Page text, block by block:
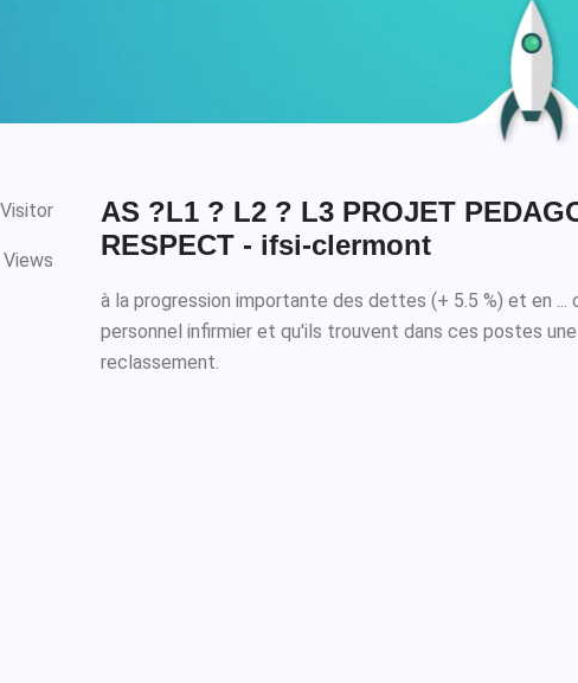
Visitor
Views
AS ?L1 ? L2 ? L3 PROJET
RESPECT - ifsi-clermont
à la progression importante des dettes (+ 5.5 %) et en ...
personnel infirmier et qu'ils trouvent dans ces postes
reclassement.